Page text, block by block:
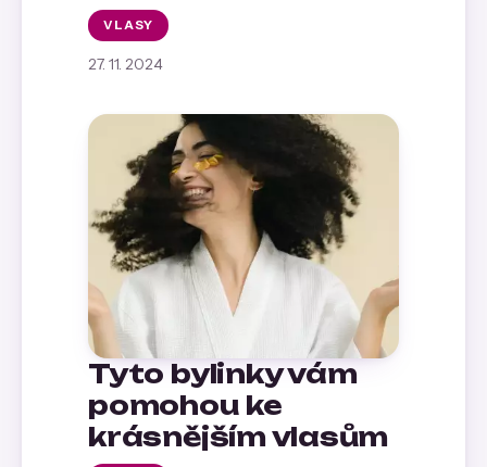
VLASY
27. 11. 2024
Tyto bylinky vám
pomohou ke
krásnějším vlasům